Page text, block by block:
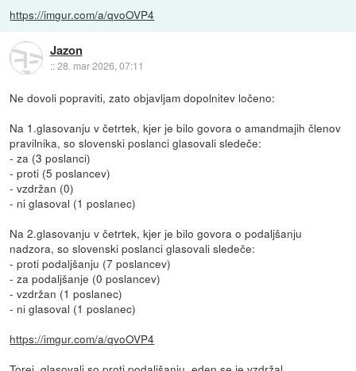
https://imgur.com/a/qvoOVP4
Jazon
::28. mar 2026, 07:11
Ne dovoli popraviti, zato objavljam dopolnitev ločeno:
Na 1.glasovanju v četrtek, kjer je bilo govora o amandmajih členov
pravilnika, so slovenski poslanci glasovali sledeče:
- za (3 poslanci)
- proti (5 poslancev)
- vzdržan (0)
- ni glasoval (1 poslanec)
Na 2.glasovanju v četrtek, kjer je bilo govora o podaljšanju
nadzora, so slovenski poslanci glasovali sledeče:
- proti podaljšanju (7 poslancev)
- za podaljšanje (0 poslancev)
- vzdržan (1 poslanec)
- ni glasoval (1 poslanec)
https://imgur.com/a/qvoOVP4